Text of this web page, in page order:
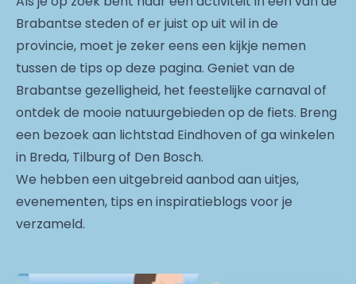
Brabantse steden of er juist op uit wil in de
provincie, moet je zeker eens een kijkje nemen
tussen de tips op deze pagina. Geniet van de
Brabantse gezelligheid, het feestelijke carnaval of
ontdek de mooie natuurgebieden op de fiets. Breng
een bezoek aan lichtstad Eindhoven of ga winkelen
in Breda, Tilburg of Den Bosch.
We hebben een uitgebreid aanbod aan uitjes,
evenementen, tips en inspiratieblogs voor je
verzameld.